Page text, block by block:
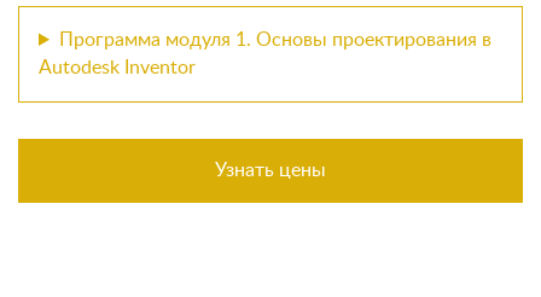
Программа модуля 1. Основы проектирования в
Autodesk Inventor
Узнать цены